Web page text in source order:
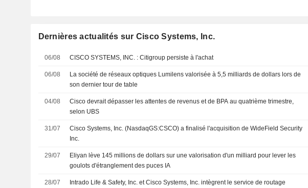
Dernières actualités sur Cisco Systems, Inc.
06/08 CISCO SYSTEMS, INC. : Citigroup persiste à l'achat
06/08
La société de réseaux optiques Lumilens valorisée à 5,5 milliards de dollars lors de
son dernier tour de table
04/08
Cisco devrait dépasser les attentes de revenus et de BPA au quatrième trimestre,
selon UBS
31/07
Cisco Systems, Inc. (NasdaqGS:CSCO) a finalisé l'acquisition de WideField Security
Inc.
29/07
Eliyan lève 145 millions de dollars sur une valorisation d'un milliard pour lever les
goulots d'étranglement des puces IA
28/07
Intrado Life & Safety, Inc. et Cisco Systems, Inc. intègrent le service de routage